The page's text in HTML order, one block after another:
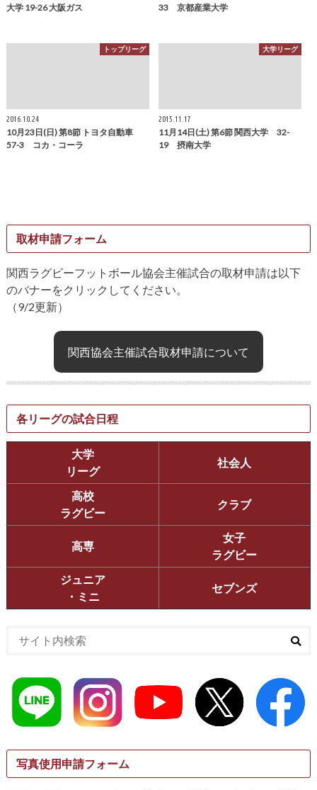
大学 19-26 大阪ガス 33 京都産業大学
トップリーグ
2016.10.24
10月23日(日) 第8節 トヨタ自動車
57-3 コカ・コーラ
大学リーグ
2015.11.17
11月14日(土) 第6節 関西大学 32-
19 摂南大学
取材申請フォーム
関西ラグビーフットボール協会主催試合の取材申請は以下
のバナーをクリックしてください。
（9/2更新）
関西協会主催試合取材申請について
各リーグの試合日程
大学
リーグ
社会人
高校
ラグビー
クラブ
高専
女子
ラグビー
ジュニア
・ミニ
セブンズ
写真使用申請フォーム